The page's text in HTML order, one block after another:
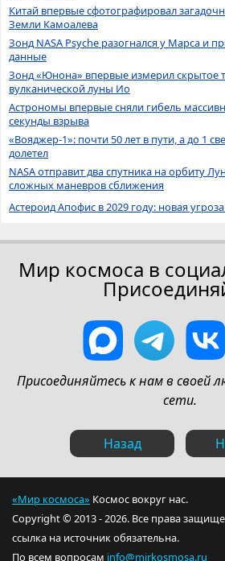
Китай впервые сфотографировал
Земли Камоалева
Зонд NASA Psyche разогнался у Марса и
данные
Зонд «Юнона» впервые измерил скрытое
вулканической луны Ио
Астрономы впервые сняли гибель
секунды взрыва
«Вояджер-1»: почти 50 лет в пути, а до 1
долетел
NASA отправит два спутника на орбиту
сложных маневров сближения
Астероид Апофис в 2029 году: новая
Мир космоса в
Присоединяйтесь к нам в своей
сети.
Назад
«Мир космоса» Космос вокруг нас.
Copyright © 2013 - 2026. Все права
ссылка на источник обязательна.
По всем вопросам info@mirkosmosa.ru